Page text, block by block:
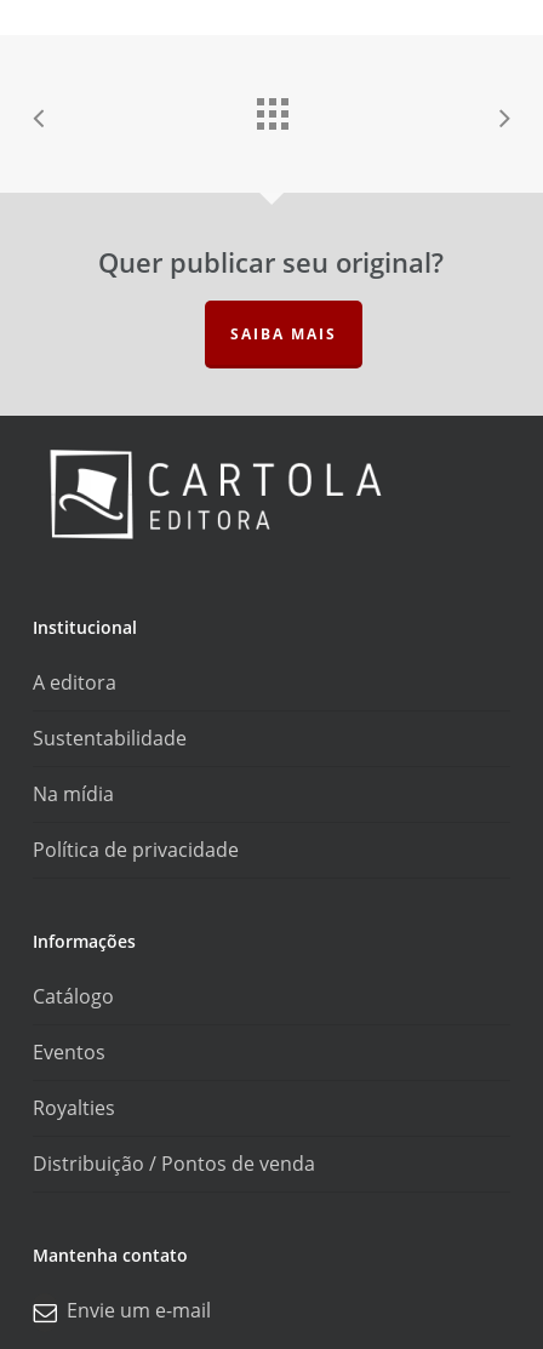
Quer publicar seu original?
SAIBA MAIS
Institucional
A editora
Sustentabilidade
Na mídia
Política de privacidade
Informações
Catálogo
Eventos
Royalties
Distribuição / Pontos de venda
Mantenha contato
Envie um e-mail